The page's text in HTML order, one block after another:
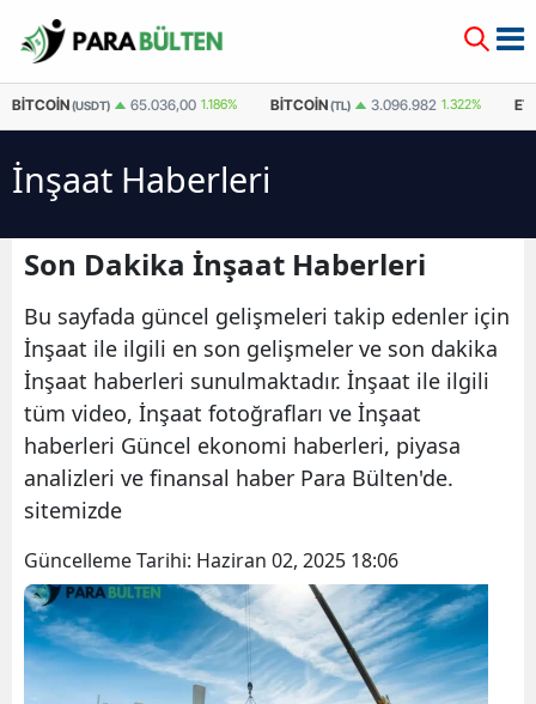
BITCOIN(USDT) 65.036,00 1.186% BITCOIN(TL) 3.096.982 1.322%
İnşaat Haberleri
Son Dakika İnşaat Haberleri
Bu sayfada güncel gelişmeleri takip edenler için
İnşaat ile ilgili en son gelişmeler ve son dakika
İnşaat haberleri sunulmaktadır. İnşaat ile ilgili
tüm video, İnşaat fotoğrafları ve İnşaat
haberleri Güncel ekonomi haberleri, piyasa
analizleri ve finansal haber Para Bülten'de.
sitemizde
Güncelleme Tarihi: Haziran 02, 2025 18:06